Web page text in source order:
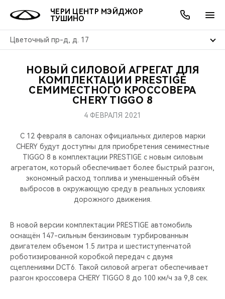
ЧЕРИ ЦЕНТР МЭЙДЖОР
ТУШИНО
Цветочный пр-д, д. 17
МОДЕЛИ
СЕДАНЫ
НОВИНКИ
ПОКУПАТЕЛЯМ
ВЛАДЕЛЬЦАМ
ПОДДЕРЖКА
CHERY CONNECT
МИР CHERY
CHERY В СОЦСЕТЯХ
ЛЮДИ CHERY
БЛАГОТВОРИТЕЛЬНОСТЬ
CHERY REMOTE
CHERY И СПОРТ
НАШИ МЕРОПРИЯТИЯ
АКЦИИ
ОНЛАЙН СЕРВИСЫ
О КОМПАНИИ
НОВЫЙ СИЛОВОЙ АГРЕГАТ ДЛЯ
КОМПЛЕКТАЦИИ PRESTIGE
СЕМИМЕСТНОГО КРОССОВЕРА
CHERY TIGGO 8
4 ФЕВРАЛЯ 2021
С 12 февраля в салонах официальных дилеров марки
CHERY будут доступны для приобретения семиместные
TIGGO 8 в комплектации PRESTIGE с новым силовым
агрегатом, который обеспечивает более быстрый разгон,
экономный расход топлива и уменьшенный объём
выбросов в окружающую среду в реальных условиях
дорожного движения.
В новой версии комплектации PRESTIGE автомобиль
оснащён 147-сильным бензиновым турбированным
двигателем объемом 1.5 литра и шестиступенчатой
роботизированной коробкой передач с двумя
сцеплениями DCT6. Такой силовой агрегат обеспечивает
разгон кроссовера CHERY TIGGO 8 до 100 км/ч за 9,8 сек.